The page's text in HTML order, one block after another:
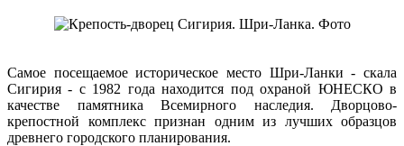
Самое посещаемое историческое место Шри-Ланки - скала
Сигирия - с 1982 года находится под охраной ЮНЕСКО в
качестве памятника Всемирного наследия. Дворцово-
крепостной комплекс признан одним из лучших образцов
древнего городского планирования.